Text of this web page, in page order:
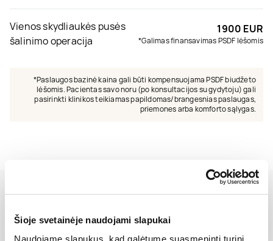
Šioje svetainėje naudojami slapukai
Naudojame slapukus, kad galėtume suasmeninti turinį
Vienos skydliaukės pusės
šalinimo operacija
1900 EUR
*Galimas finansavimas PSDF lėšomis
*Paslaugos bazinė kaina gali būti kompensuojama PSDF biudžeto
lėšomis. Pacientas savo noru (po konsultacijos su gydytoju) gali
pasirinkti klinikos teikiamas papildomas/brangesnias paslaugas,
priemones arba komforto sąlygas.